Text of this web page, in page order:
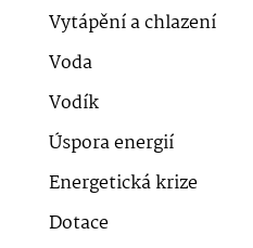
Vytápění a chlazení
Voda
Vodík
Úspora energií
Energetická krize
Dotace